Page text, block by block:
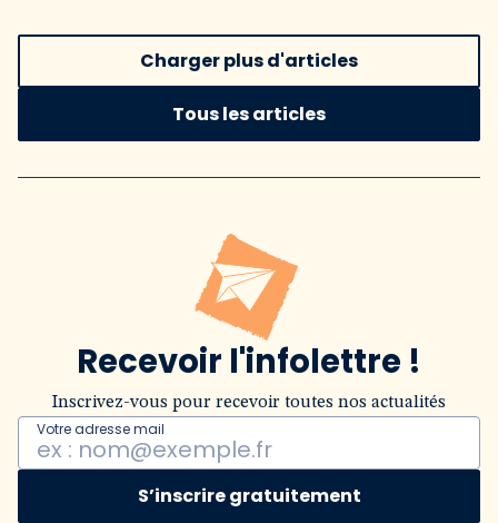
Charger plus d'articles
Tous les articles
Recevoir l'infolettre !
Inscrivez-vous pour recevoir toutes nos actualités
Votre adresse mail
S’inscrire gratuitement